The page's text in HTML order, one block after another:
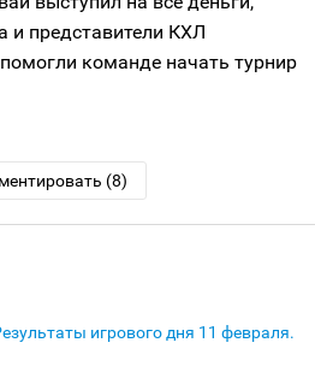
и представители КХЛ
команде начать турнир
(8)
игрового дня 11 февраля.